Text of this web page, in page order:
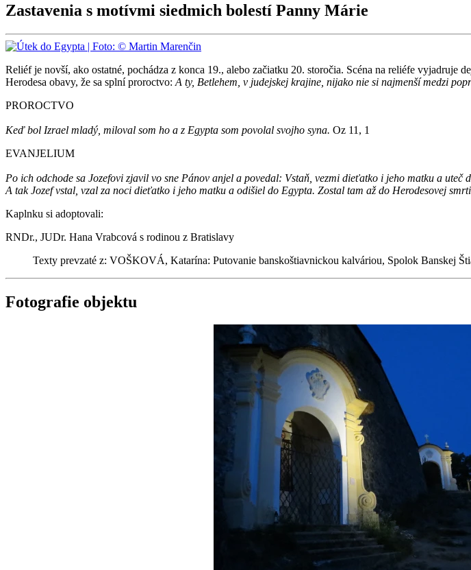
Zastavenia s motívmi siedmich bolestí Panny Márie
Reliéf je novší, ako ostatné, pochádza z konca 19., alebo začiatku 20. storočia. Scéna na reliéfe
Herodesa obavy, že sa splní proroctvo: A ty, Betlehem, v judejskej krajine, nijako nie si najmenší medzi
PROROCTVO
Keď bol Izrael mladý, miloval som ho a z Egypta som povolal svojho syna. Oz 11, 1
EVANJELIUM
Po ich odchode sa Jozefovi zjavil vo sne Pánov anjel a povedal: Vstaň, vezmi dieťatko i jeho matku a
A tak Jozef vstal, vzal za noci dieťatko i jeho matku a odišiel do Egypta. Zostal tam až do Herodesovej
Kaplnku si adoptovali:
RNDr., JUDr. Hana Vrabcová s rodinou z Bratislavy
Texty prevzaté z: VOŠKOVÁ, Katarína: Putovanie banskoštiavnickou kalváriou, Spolok Banskej
Fotografie objektu